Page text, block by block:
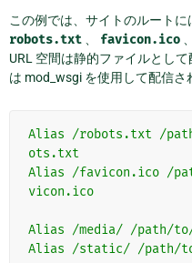
この例では、サイトのルートに
robots.txt favicon.ico
URL 空間は静的ファイルとし
は mod_wsgi を使用して配信さ
Alias /robots.txt /
ots.txt
Alias /favicon.ico /
vicon.ico
Alias /media/ /path/to/
Alias /static/ /path/